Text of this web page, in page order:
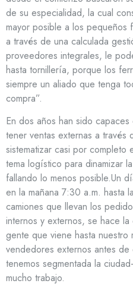
de su especialidad, la cual
mayor posible a los pequeños
a través de una calculada
proveedores integrales, le
hasta tornillería, porque los
siempre un aliado que tenga
compra”.
En dos años han sido
tener ventas externas a través
sistematizar casi por
tema logístico para dinamizar
fallando lo menos posible.Un
en la mañana 7:30 a.m. hasta
camiones que llevan los
internos y externos, se hace
gente que viene hasta nuestro
vendedores externos antes
tenemos segmentada la
mucho trabajo.